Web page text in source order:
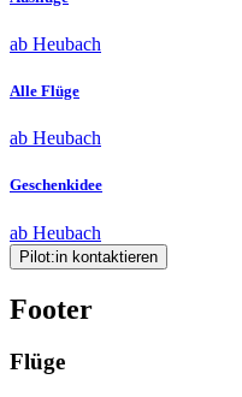
ab Heubach
Alle Flüge
ab Heubach
Geschenkidee
ab Heubach
Pilot:in kontaktieren
Footer
Flüge